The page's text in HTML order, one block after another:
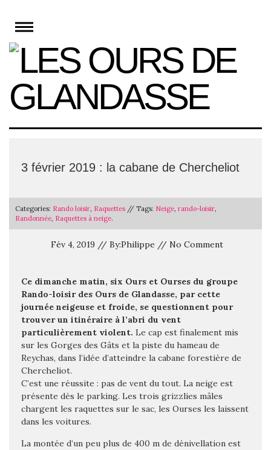
content
3 février 2019 : la cabane de Chercheliot
Categories: Rando loisir, Raquettes // Tags: Neige, rando-loisir,
Randonnée, Raquettes à neige.
Fév 4, 2019 // By:Philippe // No Comment
Ce dimanche matin, six Ours et Ourses du groupe
Rando-loisir des Ours de Glandasse, par cette
journée neigeuse et froide, se questionnent pour
trouver un itinéraire à l’abri du vent
particulièrement violent. Le cap est finalement mis
sur les Gorges des Gâts et la piste du hameau de
Reychas, dans l’idée d’atteindre la cabane forestière de
Chercheliot.
C’est une réussite : pas de vent du tout. La neige est
présente dès le parking. Les trois grizzlies mâles
chargent les raquettes sur le sac, les Ourses les laissent
dans les voitures.
La montée d’un peu plus de 400 m de dénivellation est